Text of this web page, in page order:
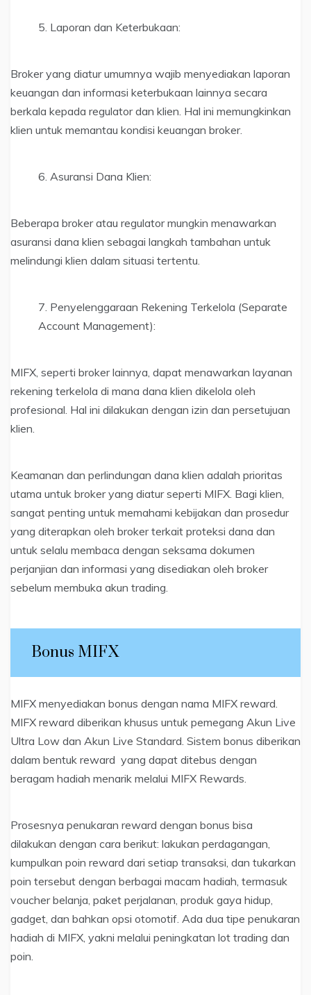
Laporan dan Keterbukaan:
Broker yang diatur umumnya wajib menyediakan laporan
keuangan dan informasi keterbukaan lainnya secara
berkala kepada regulator dan klien. Hal ini memungkinkan
klien untuk memantau kondisi keuangan broker.
Asuransi Dana Klien:
Beberapa broker atau regulator mungkin menawarkan
asuransi dana klien sebagai langkah tambahan untuk
melindungi klien dalam situasi tertentu.
Penyelenggaraan Rekening Terkelola (Separate
Account Management):
MIFX, seperti broker lainnya, dapat menawarkan layanan
rekening terkelola di mana dana klien dikelola oleh
profesional. Hal ini dilakukan dengan izin dan persetujuan
klien.
Keamanan dan perlindungan dana klien adalah prioritas
utama untuk broker yang diatur seperti MIFX. Bagi klien,
sangat penting untuk memahami kebijakan dan prosedur
yang diterapkan oleh broker terkait proteksi dana dan
untuk selalu membaca dengan seksama dokumen
perjanjian dan informasi yang disediakan oleh broker
sebelum membuka akun trading.
Bonus MIFX
MIFX menyediakan bonus dengan nama MIFX reward.
MIFX reward diberikan khusus untuk pemegang Akun Live
Ultra Low dan Akun Live Standard. Sistem bonus diberikan
dalam bentuk reward yang dapat ditebus dengan
beragam hadiah menarik melalui MIFX Rewards.
Prosesnya penukaran reward dengan bonus bisa
dilakukan dengan cara berikut: lakukan perdagangan,
kumpulkan poin reward dari setiap transaksi, dan tukarkan
poin tersebut dengan berbagai macam hadiah, termasuk
voucher belanja, paket perjalanan, produk gaya hidup,
gadget, dan bahkan opsi otomotif. Ada dua tipe penukaran
hadiah di MIFX, yakni melalui peningkatan lot trading dan
poin.